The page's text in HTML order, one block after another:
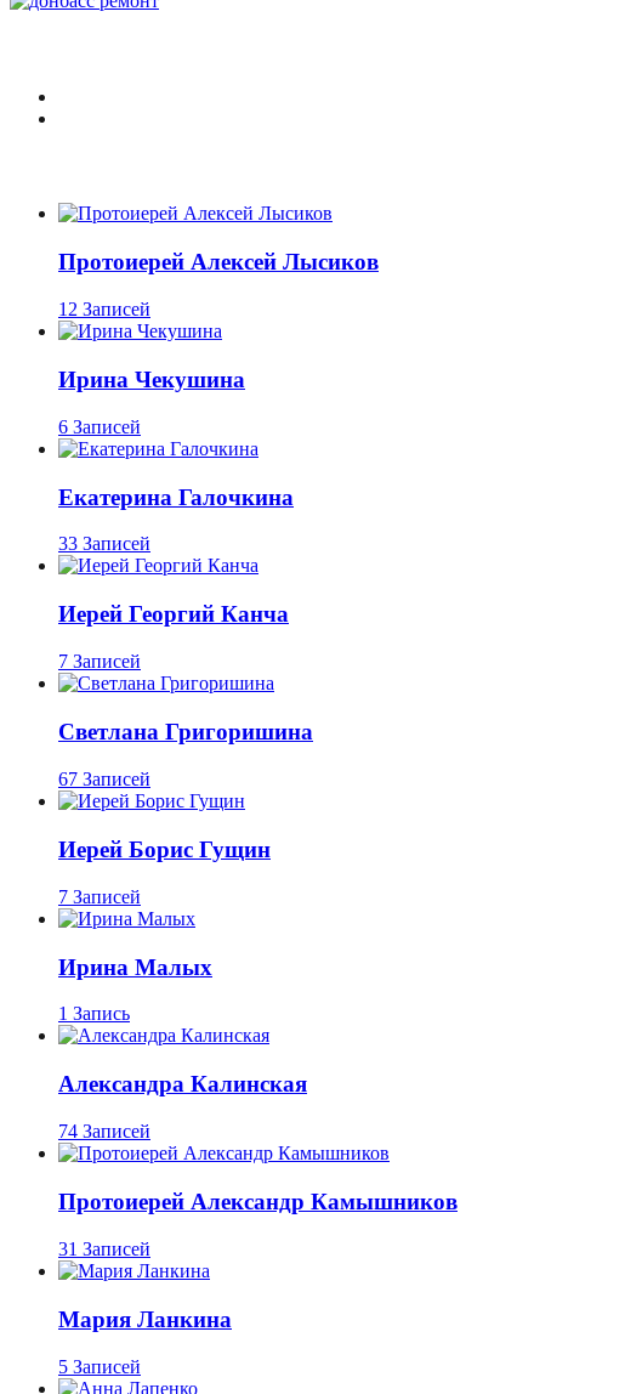
Протоиерей Алексей Лысиков
12 Записей
Ирина Чекушина
6 Записей
Екатерина Галочкина
33 Записей
Иерей Георгий Канча
7 Записей
Светлана Григоришина
67 Записей
Иерей Борис Гущин
7 Записей
Ирина Малых
1 Запись
Александра Калинская
74 Записей
Протоиерей Александр Камышников
31 Записей
Мария Ланкина
5 Записей